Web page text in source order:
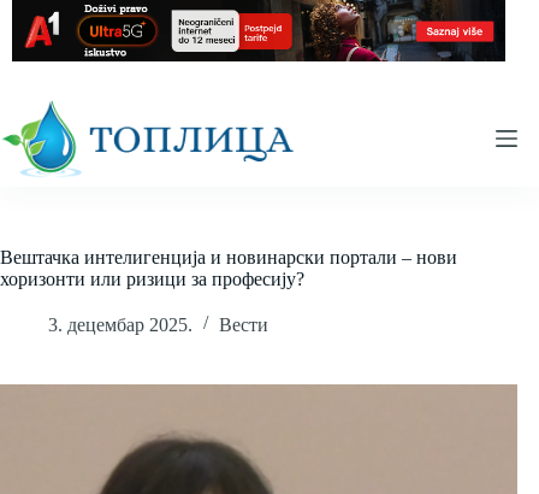
content
Вештачка интелигенција и новинарски портали – нови
хоризонти или ризици за професију?
3. децембар 2025. Вести